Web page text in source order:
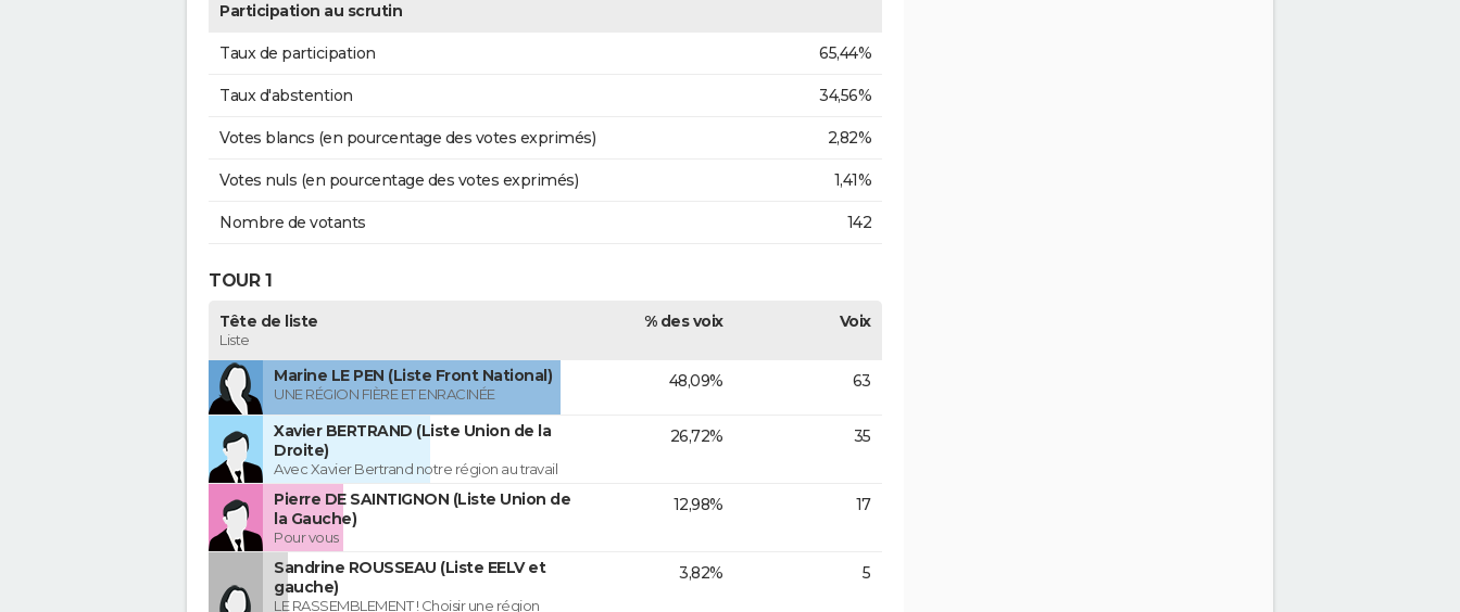
Participation au scrutin
Taux de participation 65,44%
Taux d'abstention 34,56%
Votes blancs (en pourcentage des votes exprimés) 2,82%
Votes nuls (en pourcentage des votes exprimés) 1,41%
Nombre de votants 142
TOUR 1
Tête de liste
Liste
% des voix Voix
Marine LE PEN (Liste Front National)
UNE RÉGION FIÈRE ET ENRACINÉE
48,09% 63
Xavier BERTRAND (Liste Union de la
Droite)
Avec Xavier Bertrand notre région au travail
26,72% 35
Pierre DE SAINTIGNON (Liste Union de
la Gauche)
Pour vous
12,98% 17
Sandrine ROUSSEAU (Liste EELV et
gauche)
LE RASSEMBLEMENT ! Choisir une région
3,82% 5